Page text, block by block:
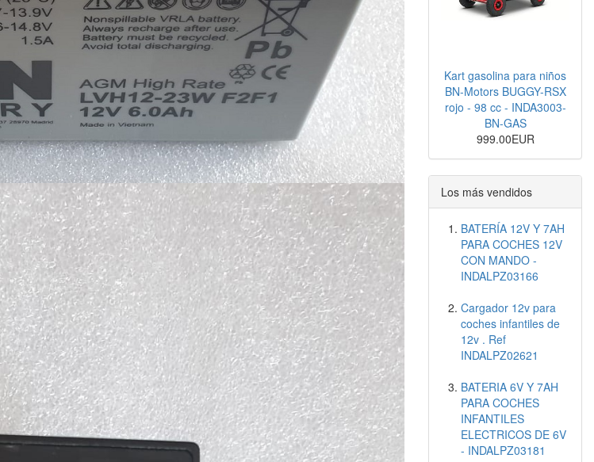
Kart gasolina para niños
BN-Motors BUGGY-RSX
rojo - 98 cc - INDA3003-
BN-GAS
999.00EUR
Los más vendidos
BATERÍA 12V Y 7AH
PARA COCHES 12V
CON MANDO -
INDALPZ03166
Cargador 12v para
coches infantiles de
12v . Ref
INDALPZ02621
BATERIA 6V Y 7AH
PARA COCHES
INFANTILES
ELECTRICOS DE 6V
- INDALPZ03181